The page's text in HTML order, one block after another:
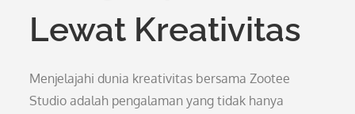
Lewat Kreativitas
Menjelajahi dunia kreativitas bersama Zootee
Studio adalah pengalaman yang tidak hanya